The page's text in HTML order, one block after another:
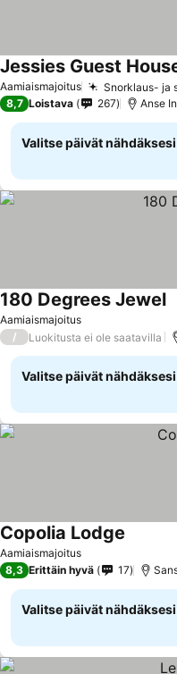
Aamiaismajoitus Snorklaus- ja
Jessies Guest
8,7 Loistava 267 Anse
Valitse päivät
Aamiaismajoitus
180 Degrees Jewel
/ Luokitusta ei ole saatavilla
Valitse päivät
Aamiaismajoitus
Copolia Lodge
8,3 Erittäin hyvä 17
Valitse päivät